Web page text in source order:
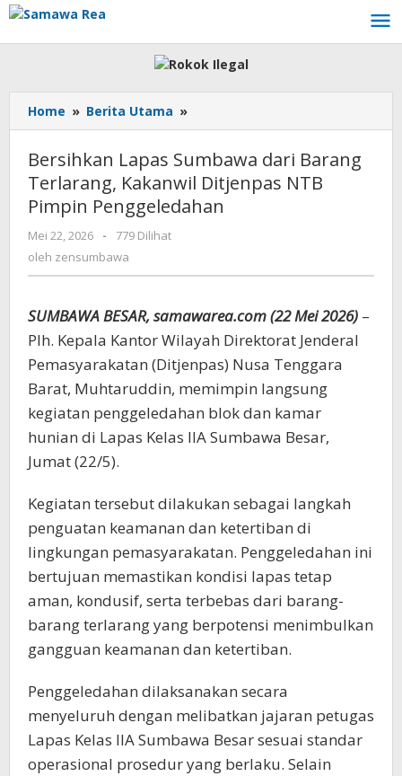
Lewati
konten
Home » Berita Utama »
Lapas
dari
Barang
Terlarang,
Pimpin
Bersihkan Lapas Sumbawa dari Barang
Terlarang, Kakanwil Ditjenpas NTB
Pimpin Penggeledahan
Mei 22, 2026
oleh
zensumbawa
-
779 Dilihat
oleh zensumbawa
SUMBAWA BESAR, samawarea.com (22 Mei 2026) –
Plh. Kepala Kantor Wilayah Direktorat Jenderal
Pemasyarakatan (Ditjenpas) Nusa Tenggara
Barat, Muhtaruddin, memimpin langsung
kegiatan penggeledahan blok dan kamar
hunian di Lapas Kelas IIA Sumbawa Besar,
Jumat (22/5).
Kegiatan tersebut dilakukan sebagai langkah
penguatan keamanan dan ketertiban di
lingkungan pemasyarakatan. Penggeledahan ini
bertujuan memastikan kondisi lapas tetap
aman, kondusif, serta terbebas dari barang-
barang terlarang yang berpotensi menimbulkan
gangguan keamanan dan ketertiban.
Penggeledahan dilaksanakan secara
menyeluruh dengan melibatkan jajaran petugas
Lapas Kelas IIA Sumbawa Besar sesuai standar
operasional prosedur yang berlaku. Selain